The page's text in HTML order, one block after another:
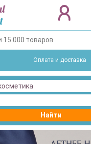
Оплата и доставка
Найти